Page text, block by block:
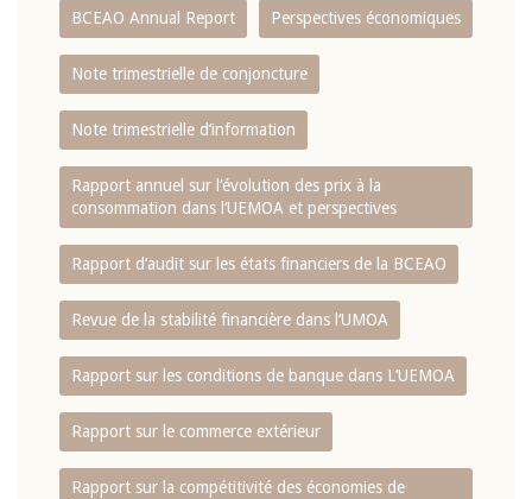
BCEAO Annual Report Perspectives économiques
Note trimestrielle de conjoncture
Note trimestrielle d‘information
Rapport annuel sur l‘évolution des prix à la
consommation dans l‘UEMOA et perspectives
Rapport d‘audit sur les états financiers de la BCEAO
Revue de la stabilité financière dans l‘UMOA
Rapport sur les conditions de banque dans L‘UEMOA
Rapport sur le commerce extérieur
Rapport sur la compétitivité des économies de